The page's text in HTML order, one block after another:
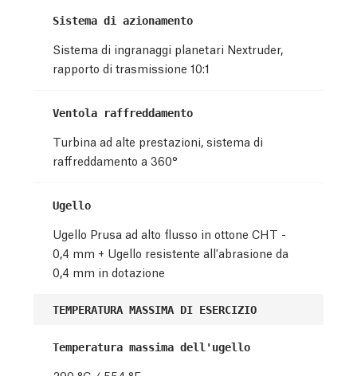
Sistema di azionamento
Sistema di ingranaggi planetari Nextruder,
rapporto di trasmissione 10:1
Ventola raffreddamento
Turbina ad alte prestazioni, sistema di
raffreddamento a 360°
Ugello
Ugello Prusa ad alto flusso in ottone CHT -
0,4 mm + Ugello resistente all'abrasione da
0,4 mm in dotazione
TEMPERATURA MASSIMA DI ESERCIZIO
Temperatura massima dell'ugello